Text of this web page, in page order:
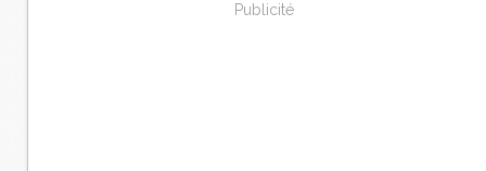
Publicité